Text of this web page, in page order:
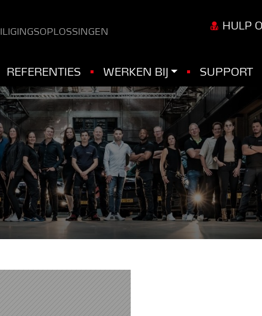
HULP
REFERENTIES WERKEN BIJ SUPPORT